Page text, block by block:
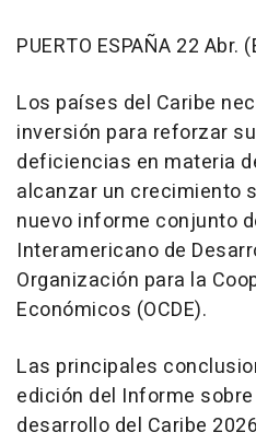
PUERTO ESPAÑA 22 Abr.
Los países del Caribe
inversión para reforzar
deficiencias en materia
alcanzar un crecimiento
nuevo informe conjunto
Interamericano de
Organización para la
Económicos (OCDE).
Las principales
edición del Informe
desarrollo del Caribe